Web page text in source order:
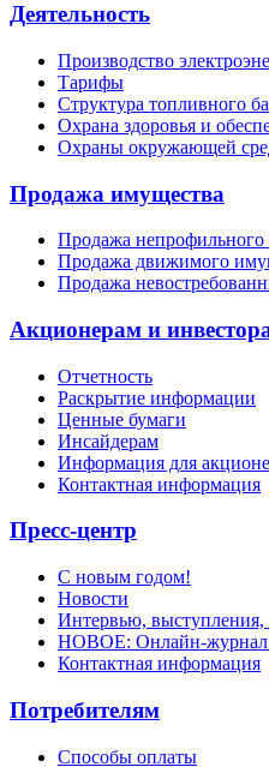
Деятельность
Производство
Тарифы
Структура топливного
Охрана здоровья и
Охраны окружающей
Продажа имущества
Продажа
Продажа движимого
Продажа
Акционерам и
Отчетность
Раскрытие информации
Ценные бумаги
Инсайдерам
Информация для
Контактная информация
Пресс-центр
С новым годом!
Новости
Интервью, выступления,
НОВОЕ: Онлайн-журнал
Контактная информация
Потребителям
Способы оплаты